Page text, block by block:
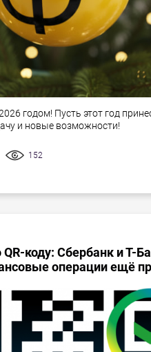
годом! Пусть этот год
и новые возможности!
152
коду: Сбербанк и Т-
операции ещё